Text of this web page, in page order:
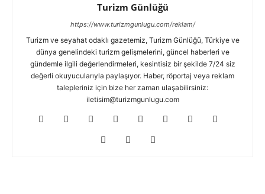
Turizm Günlüğü
https://www.turizmgunlugu.com/reklam/
Turizm ve seyahat odaklı gazetemiz, Turizm Günlüğü, Türkiye ve
dünya genelindeki turizm gelişmelerini, güncel haberleri ve
gündemle ilgili değerlendirmeleri, kesintisiz bir şekilde 7/24 siz
değerli okuyucularıyla paylaşıyor. Haber, röportaj veya reklam
talepleriniz için bize her zaman ulaşabilirsiniz:
iletisim@turizmgunlugu.com